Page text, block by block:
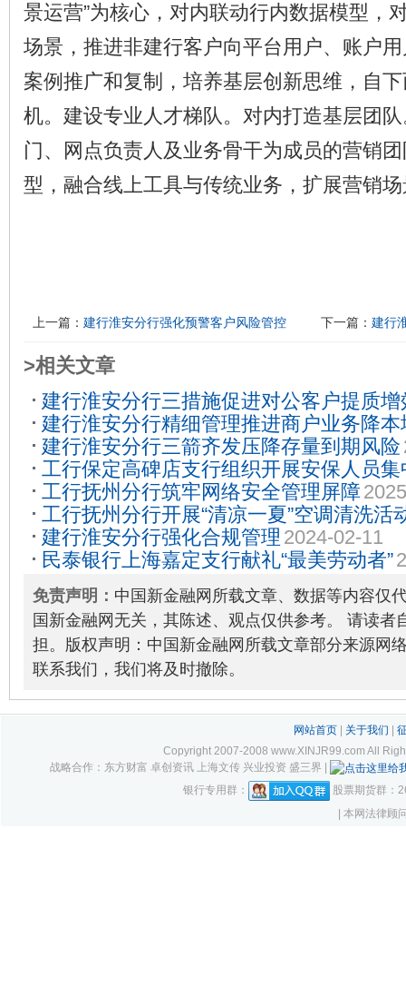
景运营”为核心，对内联动行内数据模型，
场景，推进非建行客户向平台用户、账户
案例推广和复制，培养基层创新思维，自
机。建设专业人才梯队。对内打造基层团
门、网点负责人及业务骨干为成员的营销
型，融合线上工具与传统业务，扩展营销
上一篇： 建行淮安分行强化预警客户风险管控 下一篇： 建行
>相关文章
建行淮安分行三措施促进对公客户提质增
建行淮安分行精细管理推进商户业务降本
建行淮安分行三箭齐发压降存量到期风险
工行保定高碑店支行组织开展安保人员
02-20
工行抚州分行筑牢网络安全管理屏障
工行抚州分行开展“清凉一夏”空调清洗活
建行淮安分行强化合规管理 2024-02-11
民泰银行上海嘉定支行献礼“最美劳动者”
免责声明： 中国新金融网所载文章、数据等内容仅
国新金融网无关，其陈述、观点仅供参考。 请读者
担。版权声明：中国新金融网所载文章部分来源网
联系我们，我们将及时撤除。
网站首页| 关于我们
Copyright 2007-2008 www.XINJR99.com All
战略合作：东方财富 卓创资讯 上海文传 兴业投资 盛三界 |
银行专用群：
股票期货群：
| 本网法律顾